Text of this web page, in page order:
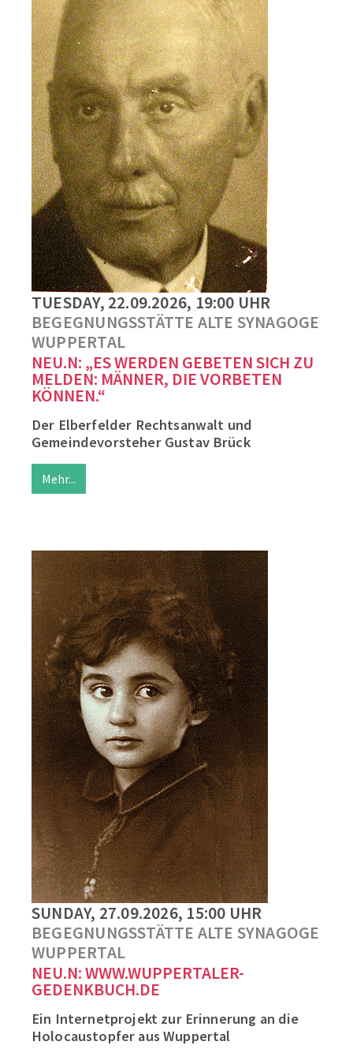
TUESDAY, 22.09.2026, 19:00 UHR
BEGEGNUNGSSTÄTTE ALTE SYNAGOGE
WUPPERTAL
NEU.N: „ES WERDEN GEBETEN SICH ZU
MELDEN: MÄNNER, DIE VORBETEN
KÖNNEN.“
Der Elberfelder Rechtsanwalt und
Gemeindevorsteher Gustav Brück
Mehr...
SUNDAY, 27.09.2026, 15:00 UHR
BEGEGNUNGSSTÄTTE ALTE SYNAGOGE
WUPPERTAL
NEU.N: WWW.WUPPERTALER-
GEDENKBUCH.DE
Ein Internetprojekt zur Erinnerung an die
Holocaustopfer aus Wuppertal